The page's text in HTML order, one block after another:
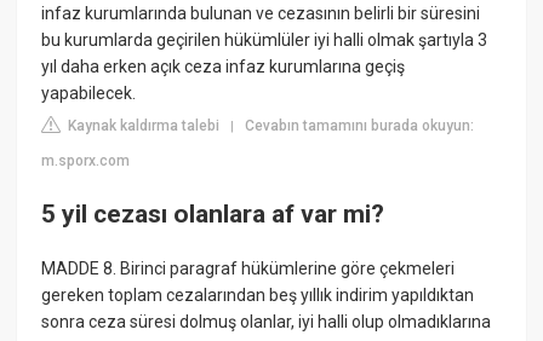
infaz kurumlarında bulunan ve cezasının belirli bir süresini
bu kurumlarda geçirilen hükümlüler iyi halli olmak şartıyla 3
yıl daha erken açık ceza infaz kurumlarına geçiş
yapabilecek.
Kaynak kaldırma talebi |Cevabın tamamını burada okuyun:
m.sporx.com
5 yil cezası olanlara af var mi?
MADDE 8. Birinci paragraf hükümlerine göre çekmeleri
gereken toplam cezalarından beş yıllık indirim yapıldıktan
sonra ceza süresi dolmuş olanlar, iyi halli olup olmadıklarına